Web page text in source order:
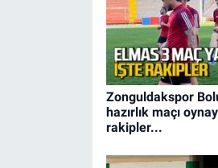
Zonguldakspor
hazırlık maçı
rakipler...